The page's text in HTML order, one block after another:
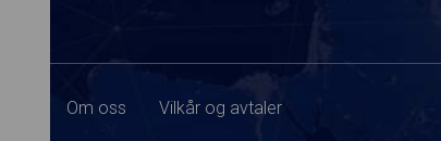
Om oss Vilkår og avtaler